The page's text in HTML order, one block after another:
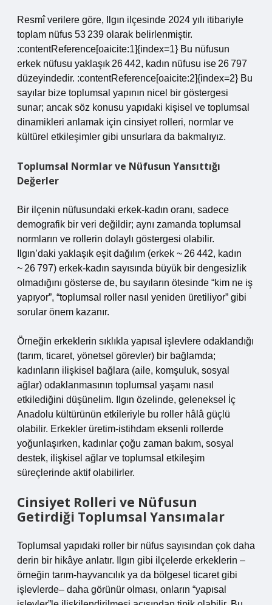
Resmî verilere göre, Ilgın ilçesinde 2024 yılı itibariyle
toplam nüfus 53 239 olarak belirlenmiştir.
:contentReference[oaicite:1]{index=1} Bu nüfusun
erkek nüfusu yaklaşık 26 442, kadın nüfusu ise 26 797
düzeyindedir. :contentReference[oaicite:2]{index=2} Bu
sayılar bize toplumsal yapının nicel bir göstergesi
sunar; ancak söz konusu yapıdaki kişisel ve toplumsal
dinamikleri anlamak için cinsiyet rolleri, normlar ve
kültürel etkileşimler gibi unsurlara da bakmalıyız.
Toplumsal Normlar ve Nüfusun Yansıttığı
Değerler
Bir ilçenin nüfusundaki erkek‑kadın oranı, sadece
demografik bir veri değildir; aynı zamanda toplumsal
normların ve rollerin dolaylı göstergesi olabilir.
Ilgın’daki yaklaşık eşit dağılım (erkek ~ 26 442, kadın
~ 26 797) erkek‑kadın sayısında büyük bir dengesizlik
olmadığını gösterse de, bu sayıların ötesinde “kim ne iş
yapıyor”, “toplumsal roller nasıl yeniden üretiliyor” gibi
sorular önem kazanır.
Örneğin erkeklerin sıklıkla yapısal işlevlere odaklandığı
(tarım, ticaret, yönetsel görevler) bir bağlamda;
kadınların ilişkisel bağlara (aile, komşuluk, sosyal
ağlar) odaklanmasının toplumsal yaşamı nasıl
etkilediğini düşünelim. Ilgın özelinde, geleneksel İç
Anadolu kültürünün etkileriyle bu roller hâlâ güçlü
olabilir. Erkekler üretim‑istihdam eksenli rollerde
yoğunlaşırken, kadınlar çoğu zaman bakım, sosyal
destek, ilişkisel ağlar ve toplumsal etkileşim
süreçlerinde aktif olabilirler.
Cinsiyet Rolleri ve Nüfusun
Getirdiği Toplumsal Yansımalar
Toplumsal yapıdaki roller bir nüfus sayısından çok daha
derin bir hikâye anlatır. Ilgın gibi ilçelerde erkeklerin –
örneğin tarım‑hayvancılık ya da bölgesel ticaret gibi
işlevlerde– daha görünür olması, onların “yapısal